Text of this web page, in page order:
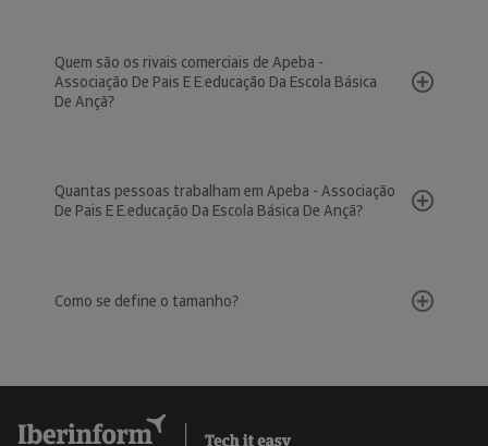
Quem são os rivais comerciais de Apeba -
Associação De Pais E E.educação Da Escola Básica
De Ançã?
Quantas pessoas trabalham em Apeba - Associação
De Pais E E.educação Da Escola Básica De Ançã?
Como se define o tamanho?